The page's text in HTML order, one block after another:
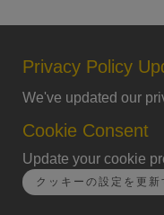
Privacy Policy
We've updated our
Cookie Consent
Update your cookie
クッキーの設定を更新